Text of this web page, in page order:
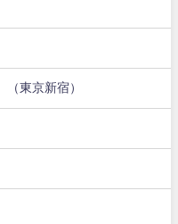
東京新宿）